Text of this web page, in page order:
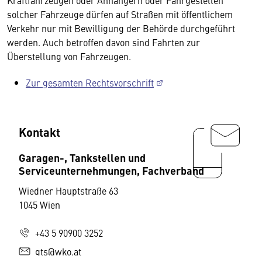
solcher Fahrzeuge dürfen auf Straßen mit öffentlichem
Verkehr nur mit Bewilligung der Behörde durchgeführt
werden. Auch betroffen davon sind Fahrten zur
Überstellung von Fahrzeugen.
Zur gesamten Rechtsvorschrift
Kontakt
Garagen-, Tankstellen und
Serviceunternehmungen, Fachverband
Wiedner Hauptstraße 63
1045 Wien
+43 5 90900 3252
gts@wko.at